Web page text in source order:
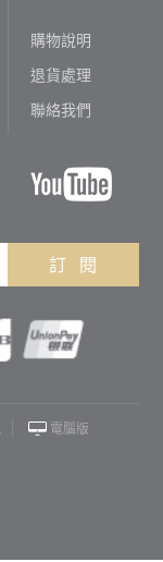
購物說明
退貨處理
聯絡我們
訂 閱
電腦版